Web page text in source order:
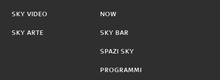
SKY VIDEO
SKY ARTE
NOW
SKY BAR
SPAZI SKY
PROGRAMMI